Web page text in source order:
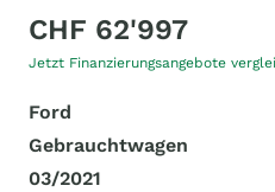
CHF 62'997
Jetzt Finanzierungsangebote
Ford
Gebrauchtwagen
03/2021